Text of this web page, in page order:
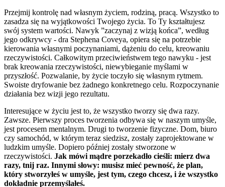
Przejmij kontrolę nad własnym życiem, rodziną, pracą. Wszystko to
zasadza się na wyjątkowości Twojego życia. To Ty kształtujesz
swój system wartości. Nawyk ”zaczynaj z wizją końca”, według
jego odkrywcy - dra Stephena Coveya, opiera się na potrzebie
kierowania własnymi poczynaniami, dążeniu do celu, kreowaniu
rzeczywistości. Całkowitym przeciwieństwem tego nawyku - jest
brak kreowania rzeczywistości, niewybieganie myślami w
przyszłość. Pozwalanie, by życie toczyło się własnym rytmem.
Swoiste dryfowanie bez żadnego konkretnego celu. Rozpoczynanie
działania bez wizji jego rezultatu.
Interesujące w życiu jest to, że wszystko tworzy się dwa razy.
Zawsze. Pierwszy proces tworzenia odbywa się w naszym umyśle,
jest procesem mentalnym. Drugi to tworzenie fizyczne. Dom, biuro
czy samochód, w którym teraz siedzisz, zostały zaprojektowane w
ludzkim umyśle. Dopiero później zostały stworzone w
rzeczywistości. Jak mówi mądre porzekadło cieśli: mierz dwa
razy, tnij raz. Innymi słowy: musisz mieć pewność, że plan,
który stworzyłeś w umyśle, jest tym, czego chcesz, i że wszystko
dokładnie przemyślałeś.